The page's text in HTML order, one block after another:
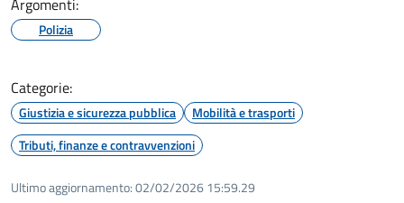
Argomenti:
Polizia
Categorie:
Giustizia e sicurezza pubblica
Mobilità e trasporti
Tributi, finanze e contravvenzioni
Ultimo aggiornamento:02/02/2026 15:59.29